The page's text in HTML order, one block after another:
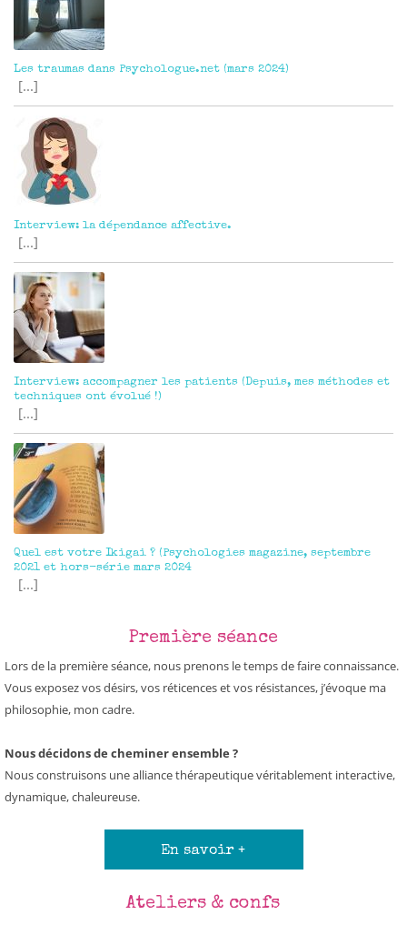
Les traumas dans Psychologue.net (mars 2024)
[...]
Interview: la dépendance affective.
[...]
Interview: accompagner les patients (Depuis, mes méthodes et
techniques ont évolué !)
[...]
Quel est votre Ikigai ? (Psychologies magazine, septembre
2021 et hors-série mars 2024
[...]
Première séance
Lors de la première séance, nous prenons le temps de faire connaissance.
Vous exposez vos désirs, vos réticences et vos résistances, j’évoque ma
philosophie, mon cadre.
Nous décidons de cheminer ensemble ?
Nous construisons une alliance thérapeutique véritablement interactive,
dynamique, chaleureuse.
En savoir +
Ateliers & confs